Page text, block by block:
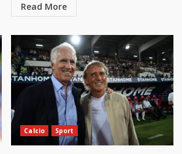
Read More
Calcio Sport